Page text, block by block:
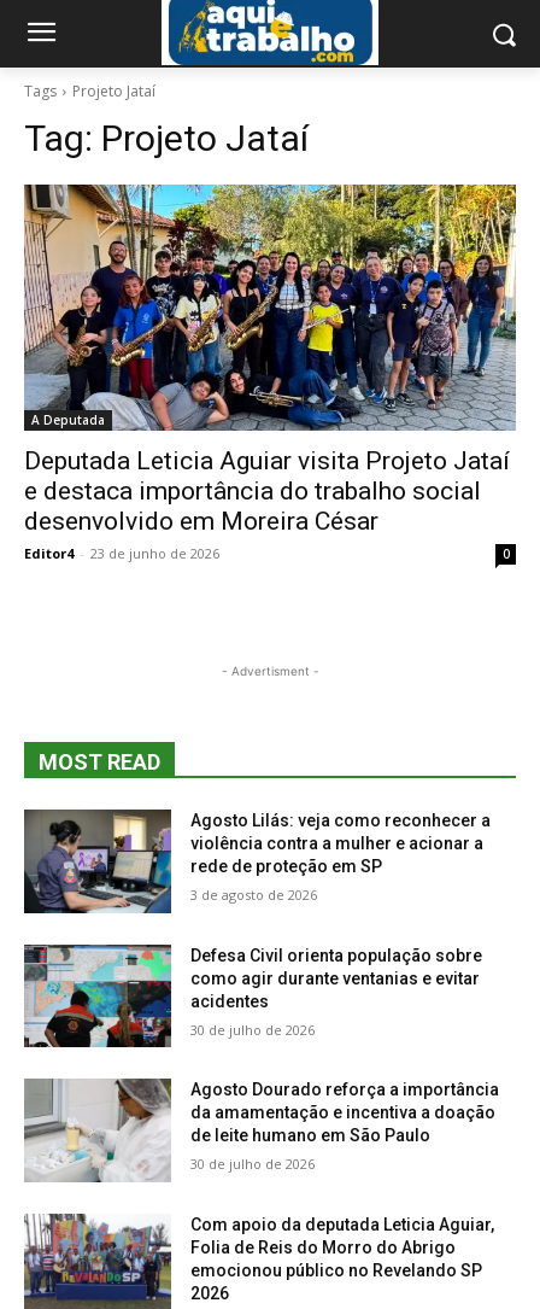
Tags Projeto Jataí
Tag: Projeto Jataí
A Deputada
Deputada Leticia Aguiar visita Projeto Jataí
e destaca importância do trabalho social
desenvolvido em Moreira César
Editor4 - 23 de junho de 2026 0
- Advertisment -
MOST READ
Agosto Lilás: veja como reconhecer a
violência contra a mulher e acionar a
rede de proteção em SP
3 de agosto de 2026
Defesa Civil orienta população sobre
como agir durante ventanias e evitar
acidentes
30 de julho de 2026
Agosto Dourado reforça a importância
da amamentação e incentiva a doação
de leite humano em São Paulo
30 de julho de 2026
Com apoio da deputada Leticia Aguiar,
Folia de Reis do Morro do Abrigo
emocionou público no Revelando SP
2026